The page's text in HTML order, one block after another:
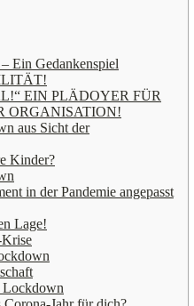
Ein Gedankenspiel
EIN PLÄDOYER FÜR
ORGANISATION!
aus Sicht der
Kinder?
in der Pandemie angepasst
Lage!
Lockdown